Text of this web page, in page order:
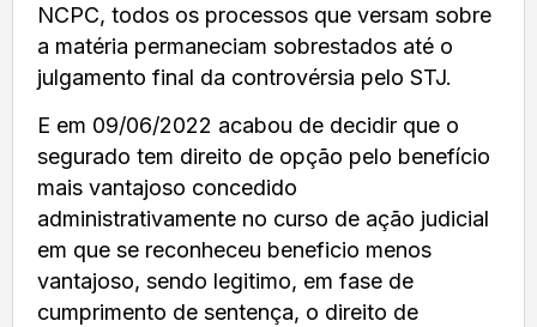
NCPC, todos os processos que versam sobre
a matéria permaneciam sobrestados até o
julgamento final da controvérsia pelo STJ.
E em 09/06/2022 acabou de decidir que o
segurado tem direito de opção pelo benefício
mais vantajoso concedido
administrativamente no curso de ação judicial
em que se reconheceu beneficio menos
vantajoso, sendo legitimo, em fase de
cumprimento de sentença, o direito de